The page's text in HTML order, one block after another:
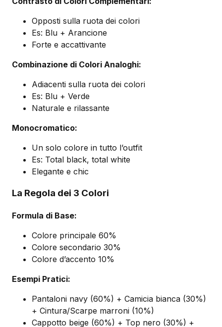
Opposti sulla ruota dei colori
Es: Blu + Arancione
Forte e accattivante
Combinazione di Colori Analoghi:
Adiacenti sulla ruota dei colori
Es: Blu + Verde
Naturale e rilassante
Monocromatico:
Un solo colore in tutto l’outfit
Es: Total black, total white
Elegante e chic
La Regola dei 3 Colori
Formula di Base:
Colore principale 60%
Colore secondario 30%
Colore d’accento 10%
Esempi Pratici:
Pantaloni navy (60%) + Camicia bianca (30%)
+ Cintura/Scarpe marroni (10%)
Cappotto beige (60%) + Top nero (30%) +